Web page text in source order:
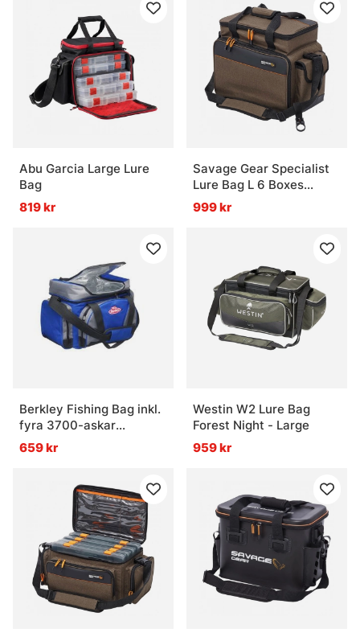
Abu Garcia Large Lure
Bag
819 kr
Savage Gear Specialist
Lure Bag L 6 Boxes
35x50x25cm 31L
999 kr
Berkley Fishing Bag inkl.
fyra 3700-askar
blå/svart
659 kr
Westin W2 Lure Bag
Forest Night - Large
959 kr